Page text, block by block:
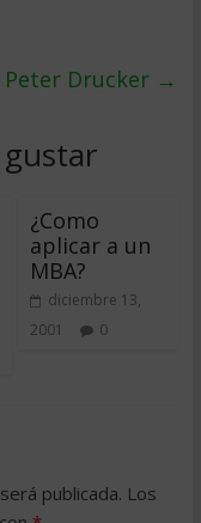
Peter Drucker →
¿Como
aplicar a un
MBA?
diciembre 13,
2001
0
publicada. Los